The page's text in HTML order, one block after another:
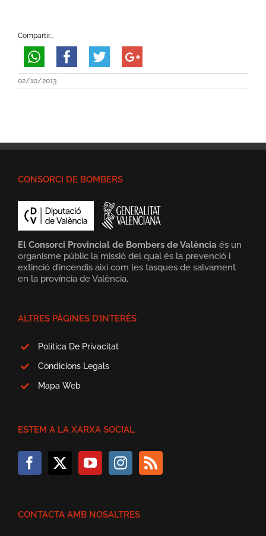
Compartir...
02/10/2013
CONSORCI DE BOMBERS
El Consorci Provincial de Bombers de València és un
organisme públic la missió del qual és la prevenció i
extinció d’incendis així com les tasques de salvament
en la província de València.
ALTRES PÀGINES D’INTERÈS
Política De Privacitat
Condicions Legals
Mapa Web
ESTEM A LA XARXA SOCIAL
CONTACTA AMB NOSALTRES